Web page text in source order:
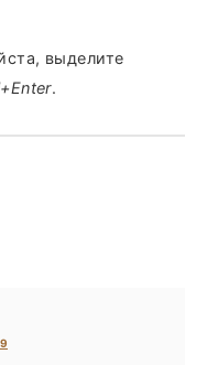
выделите
.